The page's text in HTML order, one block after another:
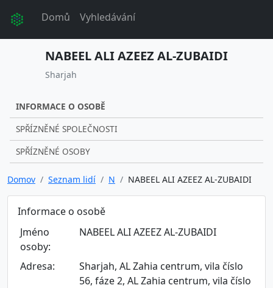
Domů Vyhledávání
NABEEL ALI AZEEZ AL-ZUBAIDI
Sharjah
INFORMACE O OSOBĚ
SPŘÍZNĚNÉ SPOLEČNOSTI
SPŘÍZNĚNÉ OSOBY
Domov Seznam lidí N NABEEL ALI AZEEZ AL-ZUBAIDI
Informace o osobě
Jméno
osoby:
NABEEL ALI AZEEZ AL-ZUBAIDI
Adresa:
Sharjah, AL Zahia centrum, vila číslo
56, fáze 2, AL Zahia centrum, vila číslo